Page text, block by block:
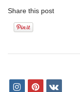
Share this post
i
p
v